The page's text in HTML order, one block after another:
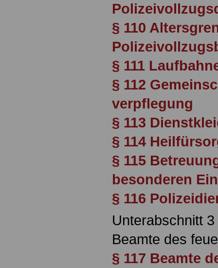
§ 110
§ 111
§ 112
verpflegung
§ 113
§ 114
§ 115
besonderen
§ 116
Unterabschnitt 3
Beamte des
§ 117 Beamte